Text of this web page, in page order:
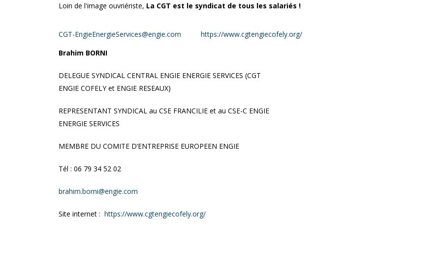
Loin de l'image ouvriériste, La CGT est le syndicat de tous les salariés !
CGT-EngieEnergieServices@engie.com
https://www.cgtengiecofely.org/
Brahim BORNI
DELEGUE SYNDICAL CENTRAL ENGIE ENERGIE SERVICES (CGT
ENGIE COFELY et ENGIE RESEAUX)
REPRESENTANT SYNDICAL au CSE FRANCILIE et au CSE-C ENGIE
ENERGIE SERVICES
MEMBRE DU COMITE D’ENTREPRISE EUROPEEN ENGIE
Tél : 06 79 34 52 02
brahim.borni@engie.com
Site internet : https://www.cgtengiecofely.org/